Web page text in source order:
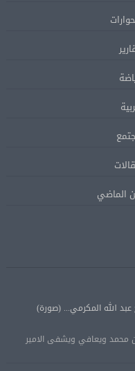
الماضي
الله المكرمي... (صورة)
محمد ويعافي ويشفى الامير